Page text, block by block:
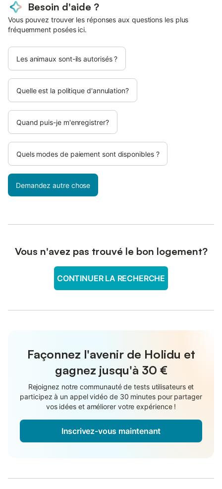
Besoin d'aide ?
Vous pouvez trouver les réponses aux questions les plus
fréquemment posées ici.
Les animaux sont-ils autorisés ?
Quelle est la politique d'annulation?
Quand puis-je m'enregistrer?
Quels modes de paiement sont disponibles ?
Demandez autre chose
Vous n'avez pas trouvé le bon logement?
CONTINUER LA RECHERCHE
Façonnez l'avenir de Holidu et
gagnez jusqu'à 30 €
Rejoignez notre communauté de tests utilisateurs et
participez à un appel vidéo de 30 minutes pour partager
vos idées et améliorer votre expérience !
Inscrivez-vous maintenant